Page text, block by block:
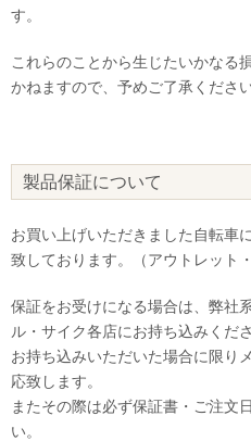
す。
これらのことから生じたいかなる
かねますので、予めご了承ください
製品保証について
お買い上げいただきました自転車
致しております。（アウトレット
保証をお受けになる場合は、弊社
ル・サイク各店にお持ち込みくださ
お持ち込みいただいた場合に限り
応致します。
またその際は必ず保証書・ご注文
い。